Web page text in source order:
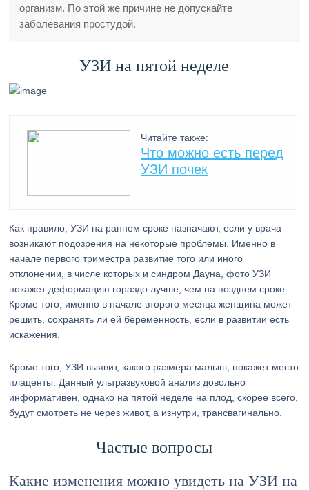
организм. По этой же причине не допускайте
заболевания простудой.
УЗИ на пятой неделе
Читайте также:
Что можно есть перед
УЗИ почек
Как правило, УЗИ на раннем сроке назначают, если у врача
возникают подозрения на некоторые проблемы. Именно в
начале первого триместра развитие того или иного
отклонении, в числе которых и синдром Дауна, фото УЗИ
покажет деформацию гораздо лучше, чем на позднем сроке.
Кроме того, именно в начале второго месяца женщина может
решить, сохранять ли ей беременность, если в развитии есть
искажения.
Кроме того, УЗИ выявит, какого размера малыш, покажет место
плаценты. Данный ультразвуковой анализ довольно
информативен, однако на пятой неделе на плод, скорее всего,
будут смотреть не через живот, а изнутри, трансвагинально.
Частые вопросы
Какие изменения можно увидеть на УЗИ на